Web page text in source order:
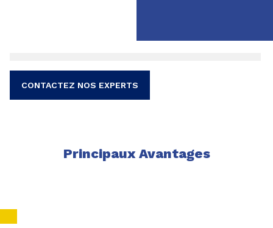
CONTACTEZ NOS EXPERTS
Principaux Avantages